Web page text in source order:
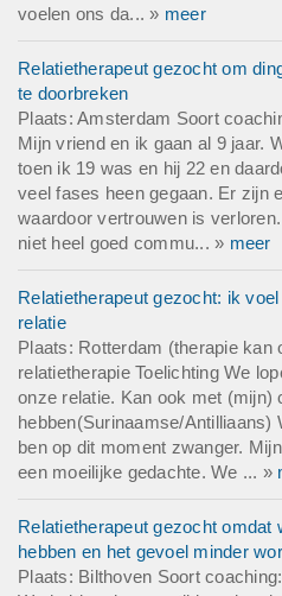
voelen ons da... » meer
Relatietherapeut gezocht om
te doorbreken
Plaats: Amsterdam Soort
Mijn vriend en ik gaan al 9 jaar.
toen ik 19 was en hij 22 en
veel fases heen gegaan. Er zijn
waardoor vertrouwen is
niet heel goed commu... » meer
Relatietherapeut gezocht: ik
relatie
Plaats: Rotterdam (therapie kan
relatietherapie Toelichting We
onze relatie. Kan ook met (mijn)
hebben(Surinaamse/Antilliaans)
ben op dit moment zwanger.
een moeilijke gedachte. We ... »
Relatietherapeut gezocht omdat
hebben en het gevoel minder
Plaats: Bilthoven Soort